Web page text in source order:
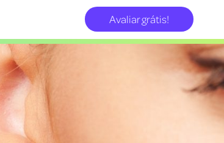
Avaliar grátis!